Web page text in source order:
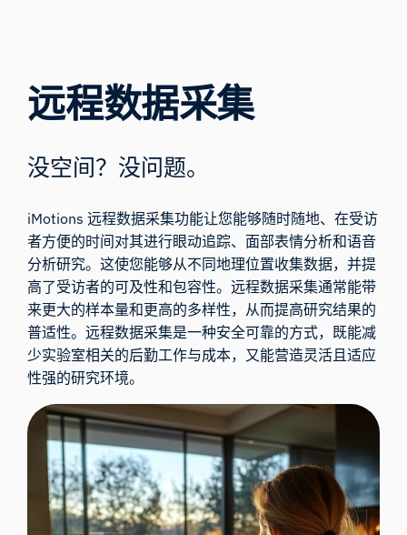
远程数据采集
没空间？没问题。
iMotions 远程数据采集功能让您能够随时随地、在受访
者方便的时间对其进行眼动追踪、面部表情分析和语音
分析研究。这使您能够从不同地理位置收集数据，并提
高了受访者的可及性和包容性。远程数据采集通常能带
来更大的样本量和更高的多样性，从而提高研究结果的
普适性。远程数据采集是一种安全可靠的方式，既能减
少实验室相关的后勤工作与成本，又能营造灵活且适应
性强的研究环境。